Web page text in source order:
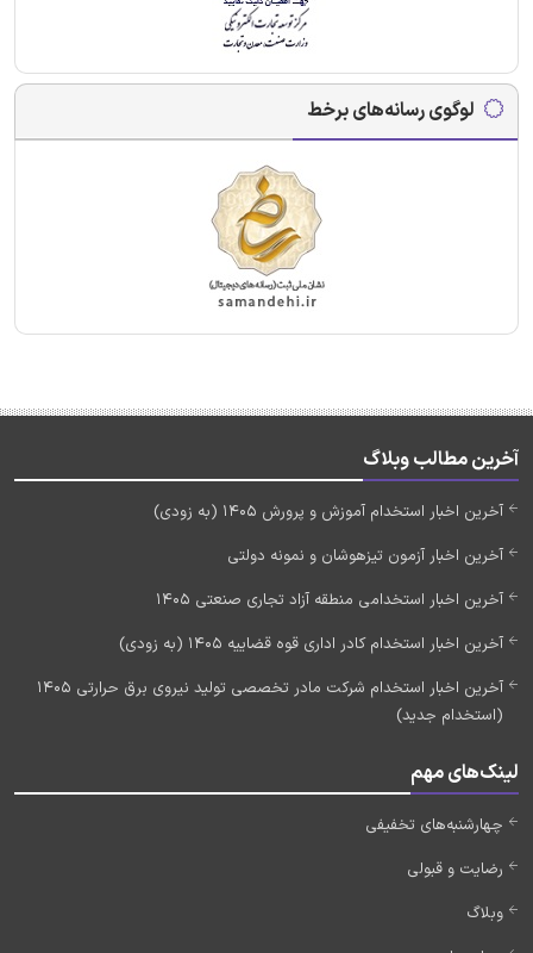
لوگوی رسانه‌های برخط
آخرین مطالب وبلاگ
آخرین اخبار استخدام آموزش و پرورش 1405 (به زودی)
آخرین اخبار آزمون تیزهوشان و نمونه دولتی
آخرین اخبار استخدامی منطقه آزاد تجاری صنعتی 1405
آخرین اخبار استخدام کادر اداری قوه قضاییه 1405 (به زودی)
آخرین اخبار استخدام شرکت مادر تخصصی تولید نیروی برق حرارتی 1405
(استخدام جدید)
لینک‌های مهم
چهارشنبه‌های تخفیفی
رضایت و قبولی
وبلاگ